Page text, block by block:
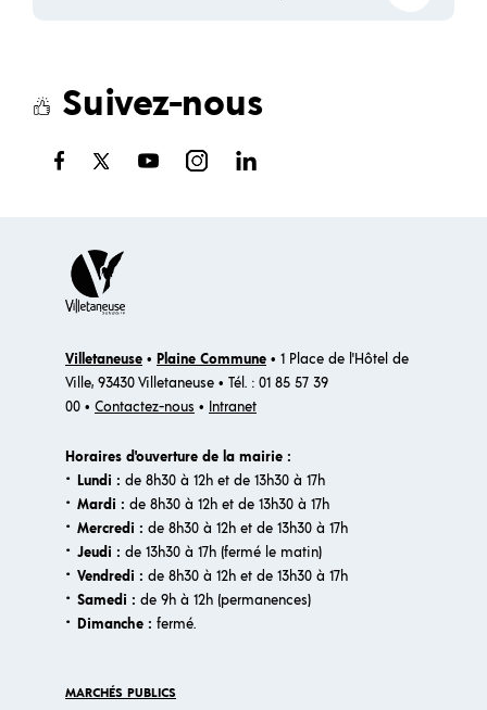
Suivez-nous
Villetaneuse • Plaine Commune • 1 Place de l'Hôtel de
Ville, 93430 Villetaneuse • Tél. : 01 85 57 39
00 • Contactez-nous • Intranet
Horaires d'ouverture de la mairie :
· Lundi : de 8h30 à 12h et de 13h30 à 17h
· Mardi : de 8h30 à 12h et de 13h30 à 17h
· Mercredi : de 8h30 à 12h et de 13h30 à 17h
· Jeudi : de 13h30 à 17h (fermé le matin)
· Vendredi : de 8h30 à 12h et de 13h30 à 17h
· Samedi : de 9h à 12h (permanences)
·​ Dimanche : fermé.
MARCHÉS PUBLICS